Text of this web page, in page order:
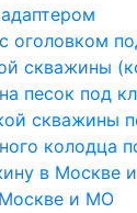
оголовком
скважины
песок под
колодца
в Москве
и МО